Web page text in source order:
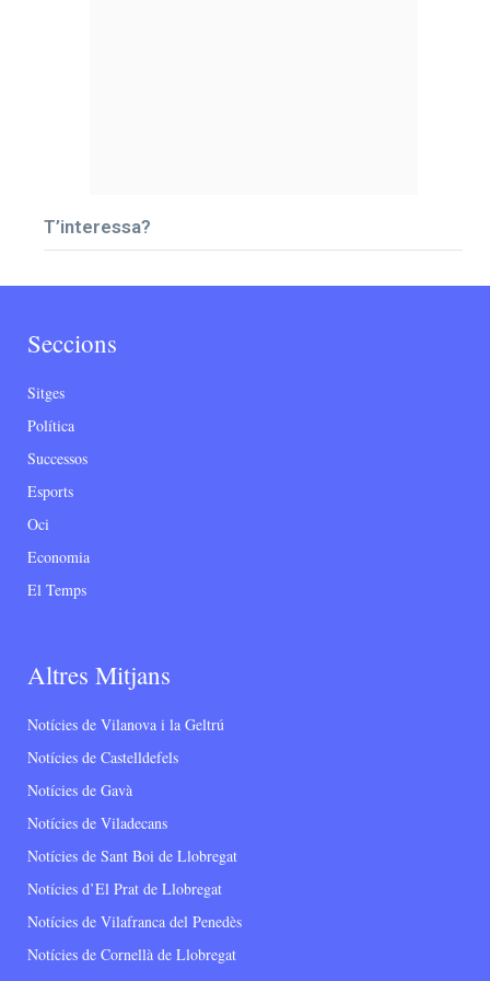
T’interessa?
Seccions
Sitges
Política
Successos
Esports
Oci
Economia
El Temps
Altres Mitjans
Notícies de Vilanova i la Geltrú
Notícies de Castelldefels
Notícies de Gavà
Notícies de Viladecans
Notícies de Sant Boi de Llobregat
Notícies d’El Prat de Llobregat
Notícies de Vilafranca del Penedès
Notícies de Cornellà de Llobregat